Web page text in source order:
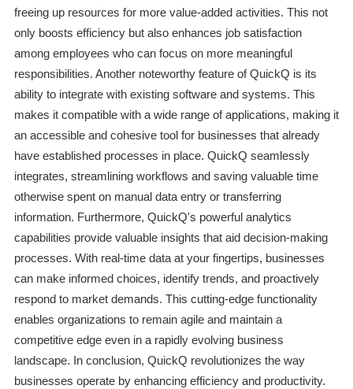
freeing up resources for more value-added activities. This not
only boosts efficiency but also enhances job satisfaction
among employees who can focus on more meaningful
responsibilities. Another noteworthy feature of QuickQ is its
ability to integrate with existing software and systems. This
makes it compatible with a wide range of applications, making it
an accessible and cohesive tool for businesses that already
have established processes in place. QuickQ seamlessly
integrates, streamlining workflows and saving valuable time
otherwise spent on manual data entry or transferring
information. Furthermore, QuickQ's powerful analytics
capabilities provide valuable insights that aid decision-making
processes. With real-time data at your fingertips, businesses
can make informed choices, identify trends, and proactively
respond to market demands. This cutting-edge functionality
enables organizations to remain agile and maintain a
competitive edge even in a rapidly evolving business
landscape. In conclusion, QuickQ revolutionizes the way
businesses operate by enhancing efficiency and productivity.